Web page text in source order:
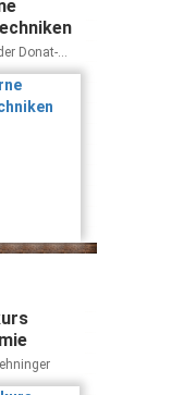
Donat-